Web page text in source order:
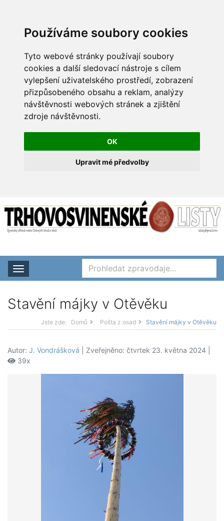
Používáme soubory cookies
Tyto webové stránky používají soubory
cookies a další sledovací nástroje s cílem
vylepšení uživatelského prostředí, zobrazení
přizpůsobeného obsahu a reklam, analýzy
návštěvnosti webových stránek a zjištění
zdroje návštěvnosti.
OK
Upravit mé předvolby
Rozbalit nabídku
Stavění májky v Otěvěku
Jste zde: Domů Pošta z osad Stavění májky v Otěvěku
Autor: J. Vondrášková | Zveřejněno: čtvrtek 23. května 2024 |
39x